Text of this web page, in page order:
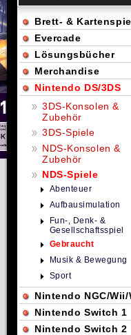
Brett- &
Evercade
Lösungsbücher
Merchandise
Nintendo DS/3DS
3DS-Konsolen &
Zubehör
3DS-Spiele
NDS-Konsolen &
Zubehör
NDS-Spiele
Abenteuer
Aufbausimulation
Fun-, Denk- &
Gesellschaftsspiel
Gebraucht
Musik & Bewegung
Sport
Nintendo NGC/Wii/
Nintendo Switch 1
Nintendo Switch 2